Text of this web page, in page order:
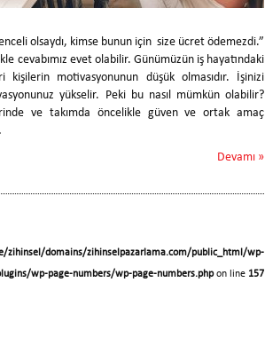
olsaydı, kimse bunun için size ücret ödemezdi.”
cevabımız evet olabilir. Günümüzün iş hayatındaki
motivasyonunun düşük olmasıdır. İşinizi
yükselir. Peki bu nasıl mümkün olabilir?
ve takımda öncelikle güven ve ortak amaç
Devamı »
zihinsel/domains/zihinselpazarlama.com/public_html/wp-
wp-page-numbers/wp-page-numbers.phpon line 157